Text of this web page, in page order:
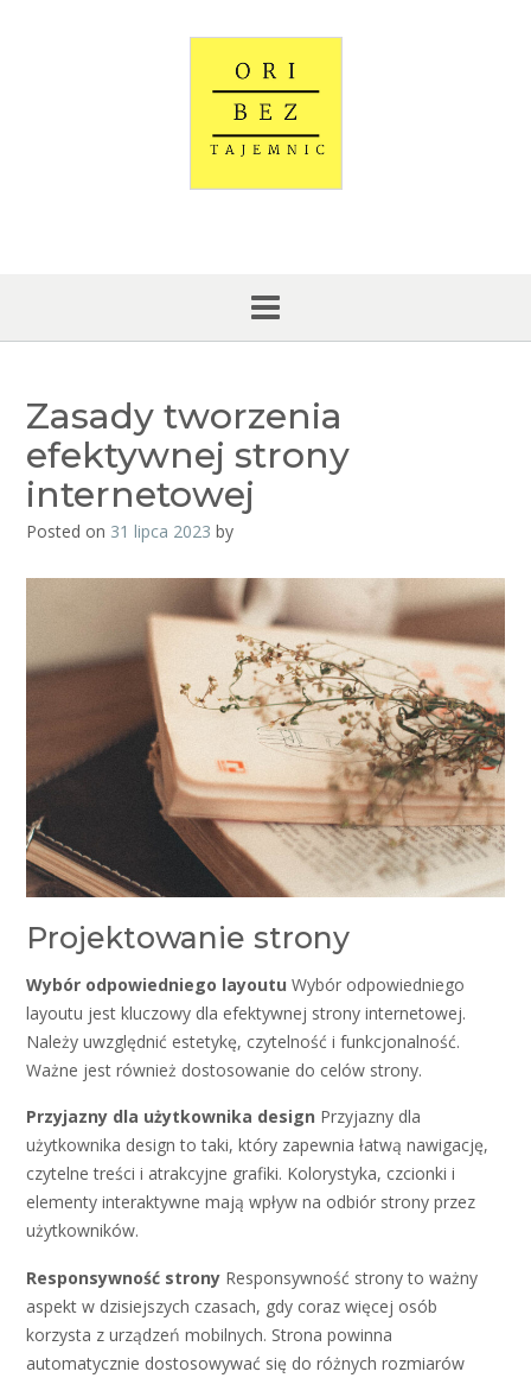
Zasady tworzenia
efektywnej strony
internetowej
Posted on 31 lipca 2023 by
Projektowanie strony
Wybór odpowiedniego layoutu Wybór odpowiedniego
layoutu jest kluczowy dla efektywnej strony internetowej.
Należy uwzględnić estetykę, czytelność i funkcjonalność.
Ważne jest również dostosowanie do celów strony.
Przyjazny dla użytkownika design Przyjazny dla
użytkownika design to taki, który zapewnia łatwą nawigację,
czytelne treści i atrakcyjne grafiki. Kolorystyka, czcionki i
elementy interaktywne mają wpływ na odbiór strony przez
użytkowników.
Responsywność strony Responsywność strony to ważny
aspekt w dzisiejszych czasach, gdy coraz więcej osób
korzysta z urządzeń mobilnych. Strona powinna
automatycznie dostosowywać się do różnych rozmiarów